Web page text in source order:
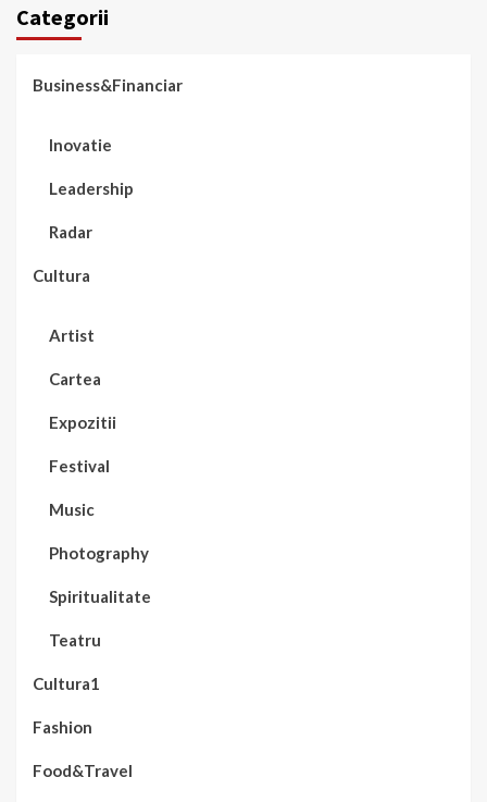
Categorii
Business&Financiar
Inovatie
Leadership
Radar
Cultura
Artist
Cartea
Expozitii
Festival
Music
Photography
Spiritualitate
Teatru
Cultura1
Fashion
Food&Travel